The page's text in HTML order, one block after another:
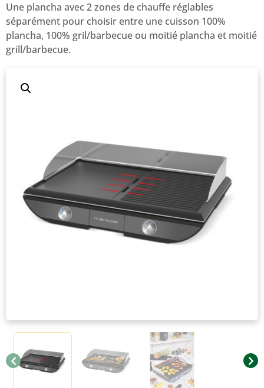
Une plancha avec 2 zones de chauffe réglables
séparément pour choisir entre une cuisson 100%
plancha, 100% gril/barbecue ou moitié plancha et moitié
grill/barbecue.